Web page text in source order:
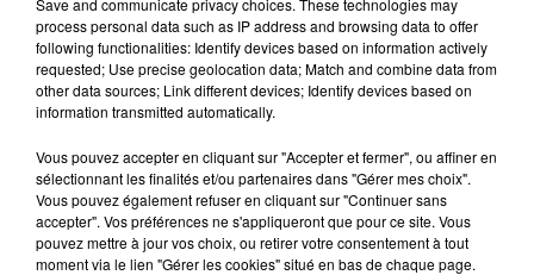
Alouette vous invite à
Futuroscope Xperiences !
Le Duel - Gagnez votre balade
en jet ski !
process personal data such as IP address and browsing data to offer
following functionalities: Identify devices based on information actively
requested; Use precise geolocation data; Match and combine data from
other data sources; Link different devices; Identify devices based on
information transmitted automatically.
Vous pouvez accepter en cliquant sur "Accepter et fermer", ou affiner en
sélectionnant les finalités et/ou partenaires dans "Gérer mes choix".
Vous pouvez également refuser en cliquant sur "Continuer sans
accepter". Vos préférences ne s'appliqueront que pour ce site. Vous
pouvez mettre à jour vos choix, ou retirer votre consentement à tout
moment via le lien "Gérer les cookies" situé en bas de chaque page.